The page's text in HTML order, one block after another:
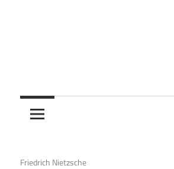
4. 12. 2020
Friedrich Nietzsche